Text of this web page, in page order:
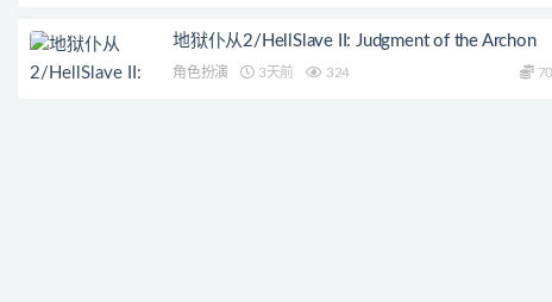
地狱仆从2/HellSlave II: Judgment of the Archon
角色扮演 3天前 324 70